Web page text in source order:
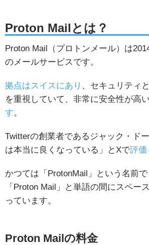
Proton Mailとは？
Proton Mail（プロトンメール）は
のメールサービスです。
拠点はスイスにあり 、セキュリティ
を重視していて、非常に安全性が高
す。
Twitterの創業者であるジャック・ド
は本当に良くなっている」とXで評価
かつては「ProtonMail」という名前
「Proton Mail」と単語の間にスペー
っています。
Proton Mailの料金